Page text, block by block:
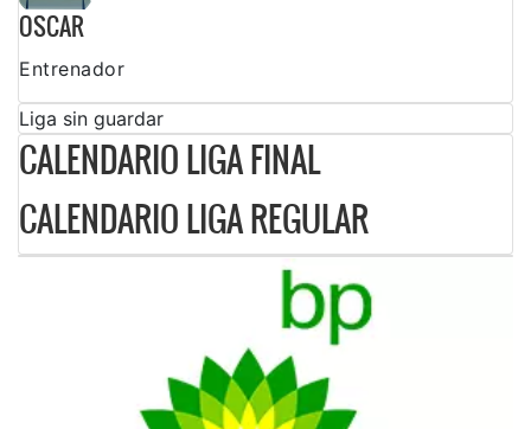
OSCAR
Entrenador
Liga sin guardar
CALENDARIO LIGA FINAL
CALENDARIO LIGA REGULAR